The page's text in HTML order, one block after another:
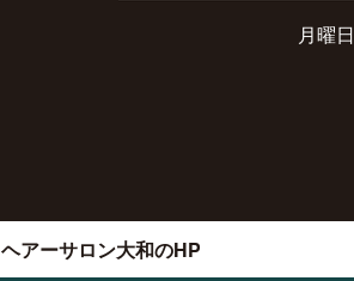
月曜日
ヘアーサロン大和のHP